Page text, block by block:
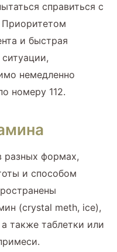
справиться с
Приоритетом
и быстрая
немедленно
номеру 112.
разных формах,
и способом
(crystal meth, ice),
также таблетки или